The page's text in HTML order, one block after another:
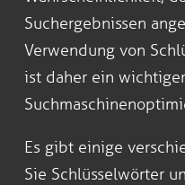
Suchergebnissen
Verwendung von
ist daher ein
Es gibt einige
Sie Schlüsselwörter